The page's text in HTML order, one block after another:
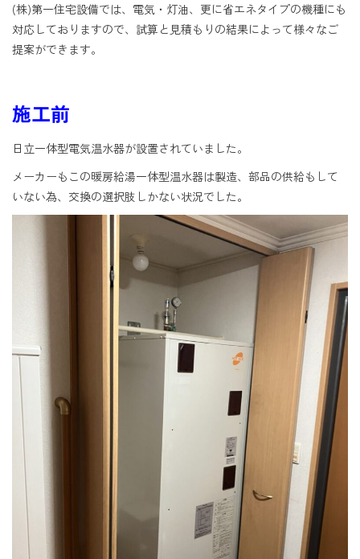
(株)第一住宅設備では、電気・灯油、更に省エネタイプの機種にも
対応しておりますので、試算と見積もりの結果によって様々なご
提案ができます。
施工前
日立一体型電気温水器が設置されていました。
メーカーもこの暖房給湯一体型温水器は製造、部品の供給もして
いない為、交換の選択肢しかない状況でした。